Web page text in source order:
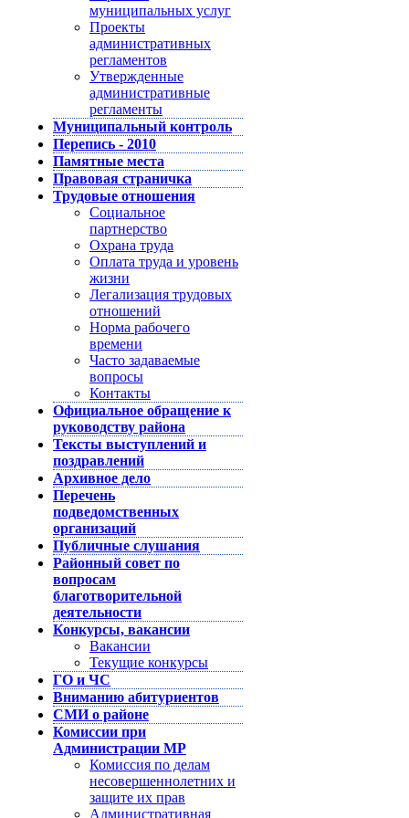
муниципальных услуг
Проекты
административных
регламентов
Утвержденные
административные
регламенты
Муниципальный контроль
Перепись - 2010
Памятные места
Правовая страничка
Трудовые отношения
Социальное
партнерство
Охрана труда
Оплата труда и уровень
жизни
Легализация трудовых
отношений
Норма рабочего
времени
Часто задаваемые
вопросы
Контакты
Официальное обращение к
руководству района
Тексты выступлений и
поздравлений
Архивное дело
Перечень
подведомственных
организаций
Публичные слушания
Районный совет по
вопросам
благотворительной
деятельности
Конкурсы, вакансии
Вакансии
Текущие конкурсы
ГО и ЧС
Вниманию абитуриентов
СМИ о районе
Комиссии при
Администрации МР
Комиссия по делам
несовершеннолетних и
защите их прав
Административная